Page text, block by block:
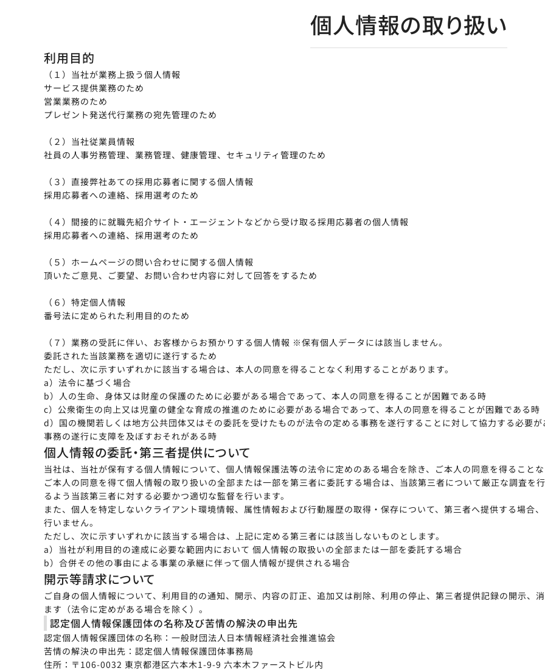
個人情報の取り扱い
利用目的
（１）当社が業務上扱う個人情報
サービス提供業務のため
営業業務のため
プレゼント発送代行業務の宛先管理のため
（２）当社従業員情報
社員の人事労務管理、業務管理、健康管理、セキュリティ管理のため
（３）直接弊社あての採用応募者に関する個人情報
採用応募者への連絡、採用選考のため
（４）間接的に就職先紹介サイト・エージェントなどから受け取る採用応募者の個人情報
採用応募者への連絡、採用選考のため
（５）ホームページの問い合わせに関する個人情報
頂いたご意見、ご要望、お問い合わせ内容に対して回答をするため
（６）特定個人情報
番号法に定められた利用目的のため
（７）業務の受託に伴い、お客様からお預かりする個人情報 ※保有個人データには該当しません。
委託された当該業務を適切に遂行するため
ただし、次に示すいずれかに該当する場合は、本人の同意を得ることなく利用することがあります。
a）法令に基づく場合
b）人の生命、身体又は財産の保護のために必要がある場合であって、本人の同意を得ることが困難である時
c）公衆衛生の向上又は児童の健全な育成の推進のために必要がある場合であって、本人の同意を得ることが困難である時
d）国の機関若しくは地方公共団体又はその委託を受けたものが法令の定める事務を遂行することに対して協力する必要
事務の遂行に支障を及ぼすおそれがある時
個人情報の委託・第三者提供について
当社は、当社が保有する個人情報について、個人情報保護法等の法令に定めのある場合を除き、ご本人の同意を得ること
ご本人の同意を得て個人情報の取り扱いの全部または一部を第三者に委託する場合は、当該第三者について厳正な調査を
るよう当該第三者に対する必要かつ適切な監督を行います。
また、個人を特定しないクライアント環境情報、属性情報および行動履歴の取得・保存について、第三者へ提供する場合
行いません。
ただし、次に示すいずれかに該当する場合は、上記に定める第三者には該当しないものとします。
a）当社が利用目的の達成に必要な範囲内において 個人情報の取扱いの全部または一部を委託する場合
b）合併その他の事由による事業の承継に伴って個人情報が提供される場合
開示等請求について
ご自身の個人情報について、利用目的の通知、開示、内容の訂正、追加又は削除、利用の停止、第三者提供記録の開示、
ます（法令に定めがある場合を除く）。
認定個人情報保護団体の名称及び苦情の解決の申出先
認定個人情報保護団体の名称：一般財団法人日本情報経済社会推進協会
苦情の解決の申出先：認定個人情報保護団体事務局
住所：〒106-0032 東京都港区六本木1-9-9 六本木ファーストビル内